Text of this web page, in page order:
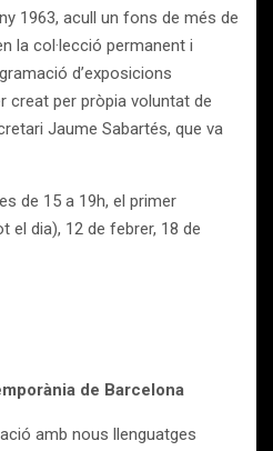
1963, acull un fons de més de
la col·lecció permanent i
d’exposicions
creat per pròpia voluntat de
Jaume Sabartés, que va
de 15 a 19h, el primer
el dia), 12 de febrer, 18 de
de Barcelona
amb nous llenguatges